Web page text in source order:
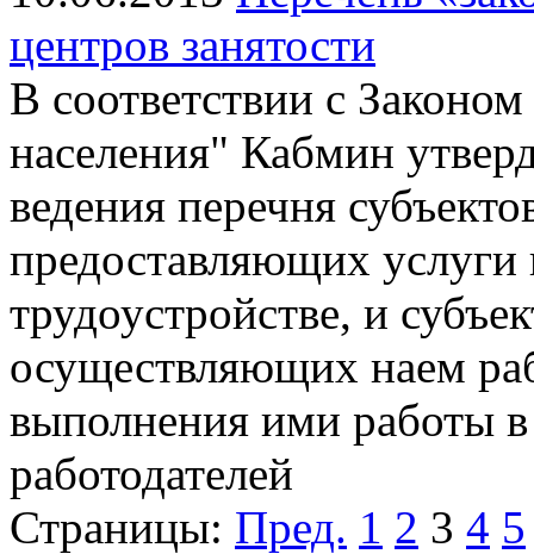
центров занятости
В соответствии с
населения" Кабмин
ведения перечня
предоставляющих услуги
трудоустройстве, и
осуществляющих наем
выполнения ими работы
работодателей
Страницы: Пред. 1 2 3 4 5